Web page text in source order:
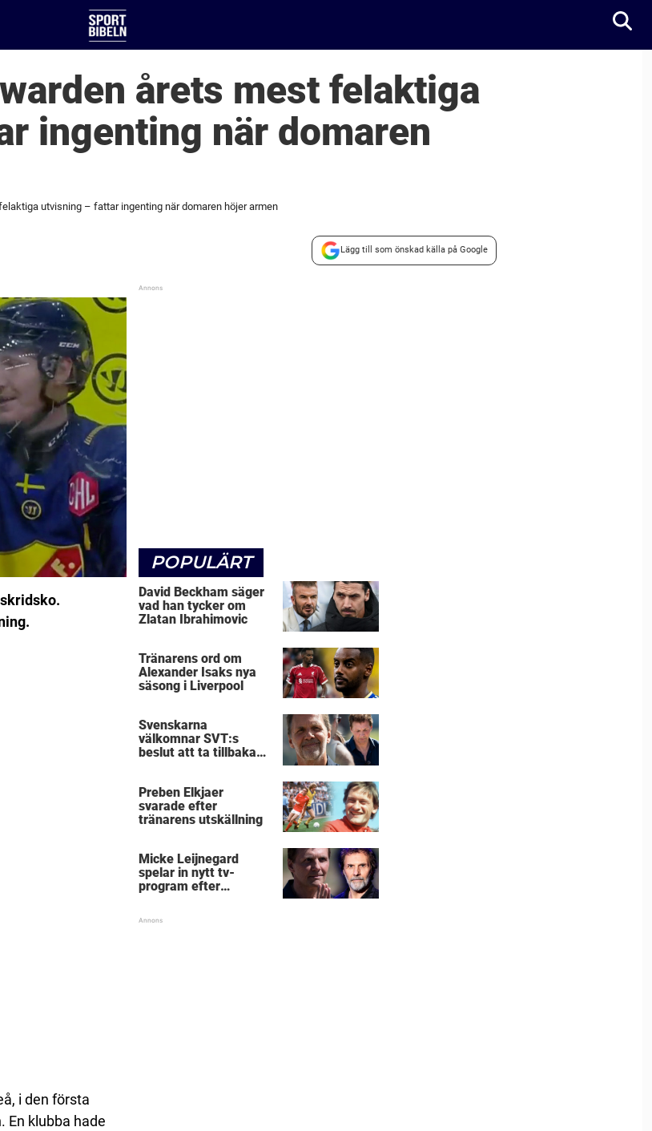
årets mest felaktiga
ingenting när domaren
utvisning – fattar ingenting när domaren höjer armen
Lägg till som önskad källa på Google
i den första
En klubba hade
POPULÄRT
David Beckham säger
vad han tycker om
Zlatan Ibrahimovic
Tränarens ord om
Alexander Isaks nya
säsong i Liverpool
Svenskarna
välkomnar SVT:s
beslut att ta tillbaka
Preben Elkjaer
svarade efter
tränarens utskällning
Micke Leijnegard
spelar in nytt tv-
program efter